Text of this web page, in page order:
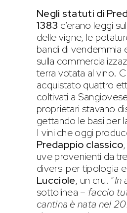
Negli statuti di
1383 c’erano leggi
delle vigne, le
bandi di vendemmia
sulla
terra votata al vino.
acquistato quattro
coltivati a
proprietari stavano
gettando le basi per
I vini che oggi
Predappio classico
uve provenienti da
diversi per tipologia
Lucciole, un cru. “In
sottolinea – faccio
cantina è nata nel